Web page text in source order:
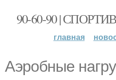
90-60-90 |
главная
Аэробные